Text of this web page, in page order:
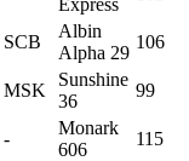
SCB
Albin
Alpha 29
106
MSK
Sunshine
36
99
-
Monark
606
115